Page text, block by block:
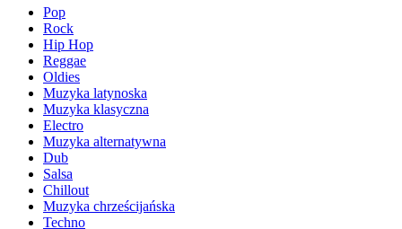
Pop
Rock
Hip Hop
Reggae
Oldies
Muzyka latynoska
Muzyka klasyczna
Electro
Muzyka alternatywna
Dub
Salsa
Chillout
Muzyka chrześcijańska
Techno